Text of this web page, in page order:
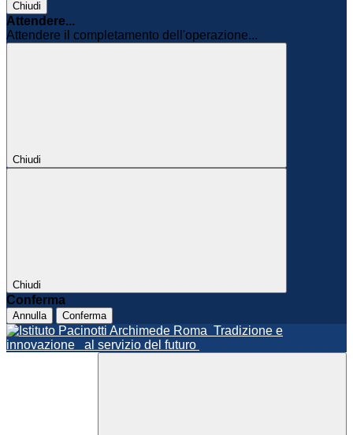
Chiudi
Attendere...
Attendere il completamento dell'operazione...
Chiudi
Chiudi
Conferma
Annulla Conferma
Roma Tradizione e
innovazione
al servizio del futuro